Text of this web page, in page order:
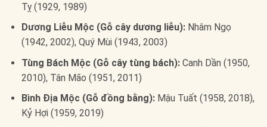
Tỵ (1929, 1989)
Dương Liễu Mộc (Gỗ cây dương liễu):Nhâm Ngọ
(1942, 2002), Quý Mùi (1943, 2003)
Tùng Bách Mộc (Gỗ cây tùng bách):Canh Dần (1950,
2010), Tân Mão (1951, 2011)
Bình Địa Mộc (Gỗ đồng bằng):Mậu Tuất (1958, 2018),
Kỷ Hợi (1959, 2019)